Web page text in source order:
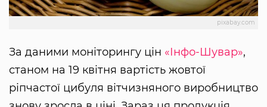
pixabay.com
За даними моніторингу цін «Інфо-Шувар»,
станом на 19 квітня вартість жовтої
ріпчастої цибуля вітчизняного виробництво